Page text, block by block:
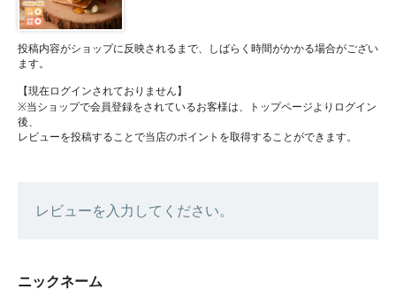
投稿内容がショップに反映されるまで、しばらく時間がかかる場合がござい
ます。
【現在ログインされておりません】
※当ショップで会員登録をされているお客様は、トップページよりログイン
後、
レビューを投稿することで当店のポイントを取得することができます。
レビューを入力してください。
ニックネーム